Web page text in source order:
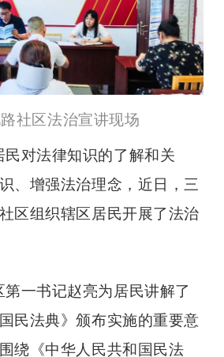
社区法治宣讲现场
民对法律知识的了解和关
、增强法治理念，近日，三
区组织辖区居民开展了法治
一书记赵亮为居民讲解了
民法典》颁布实施的重要意
绕《中华人民共和国民法